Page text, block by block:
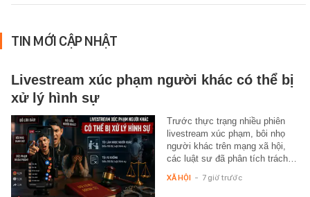
TIN MỚI CẬP NHẬT
Livestream xúc phạm người khác có thể bị
xử lý hình sự
Trước thực trạng nhiều phiên
livestream xúc phạm, bôi nhọ
người khác trên mạng xã hội,
các luật sư đã phân tích trách…
XÃ HỘI - 7 giờ trước